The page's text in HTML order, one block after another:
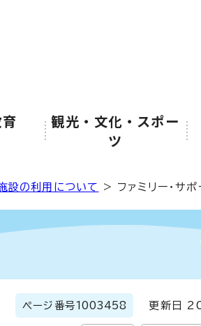
観光・文化・スポー
ツ
設の利用について > ファミリー・サポ
ページ番号1003458 更新日